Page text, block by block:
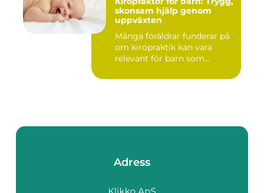
skonsam hjälp genom
uppväxten
Många föräldrar funderar på
om kiropraktik kan vara
relevant för barn som...
Adress